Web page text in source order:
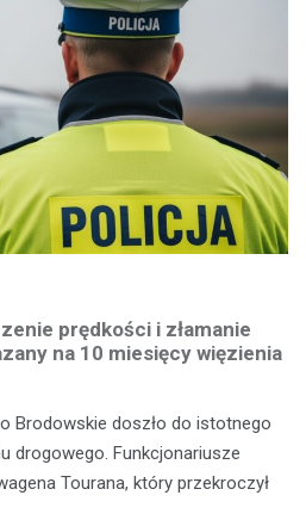
prędkości i złamanie
na 10 miesięcy więzienia
Brodowskie doszło do istotnego
drogowego. Funkcjonariusze
Tourana, który przekroczył